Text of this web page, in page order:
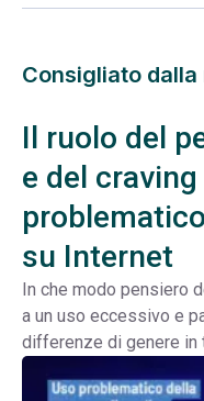
Consigliato dalla
Il ruolo del
e del craving
su Internet
In che modo pensiero
a un uso eccessivo e
differenze di genere in